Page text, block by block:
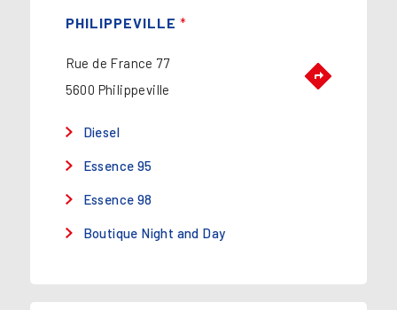
PHILIPPEVILLE *
Rue de France 77
5600 Philippeville
Diesel
Essence 95
Essence 98
Boutique Night and Day